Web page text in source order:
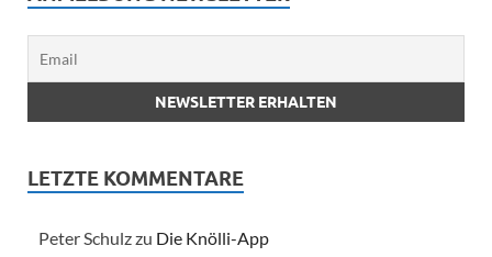
LETZTE KOMMENTARE
Peter Schulz zu Die Knölli-App